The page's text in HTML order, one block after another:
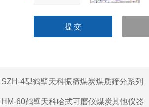
SZH-4型鹤壁天科振筛煤炭煤质筛分系列
HM-60鹤壁天科哈式可磨仪煤炭其他仪器